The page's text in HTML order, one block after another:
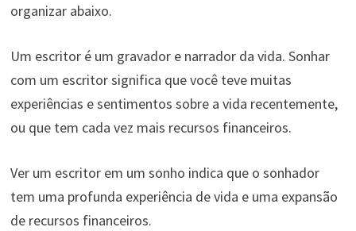
organizar abaixo.
Um escritor é um gravador e narrador da vida. Sonhar
com um escritor significa que você teve muitas
experiências e sentimentos sobre a vida recentemente,
ou que tem cada vez mais recursos financeiros.
Ver um escritor em um sonho indica que o sonhador
tem uma profunda experiência de vida e uma expansão
de recursos financeiros.